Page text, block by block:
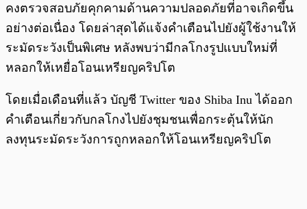
คงตรวจสอบภัยคุกคามด้านความปลอดภัยที่อาจเกิดขึ้น
อย่างต่อเนื่อง โดยล่าสุดได้แจ้งคำเตือนไปยังผู้ใช้งานให้
ระมัดระวังเป็นพิเศษ หลังพบว่ามีกลโกงรูปแบบใหม่ที่
หลอกให้เหยื่อโอนเหรียญคริปโต
โดยเมื่อเดือนที่แล้ว บัญชี Twitter ของ Shiba Inu ได้ออก
คำเตือนเกี่ยวกับกลโกงไปยังชุมชนเพื่อกระตุ้นให้นัก
ลงทุนระมัดระวังการถูกหลอกให้โอนเหรียญคริปโต